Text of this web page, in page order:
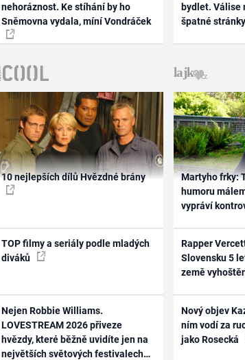
nehoráznost. Ke stíhání by ho
Sněmovna vydala, míní Vondráček
bydlet. Válise
špatné stránky
10 nejlepších dílů Hvězdné brány
TOP filmy a seriály podle mladých
diváků
Nejen Robbie Williams.
LOVESTREAM 2026 přiveze
hvězdy, které běžně uvidíte jen na
největších světových festivalech
Martyho frky:
humoru
vypráví
Rapper
Slovensku 5
země
Nový objev
ním vodí za
jako Rosecká